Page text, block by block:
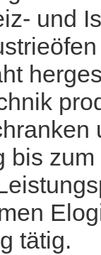
und
bis
tätig.